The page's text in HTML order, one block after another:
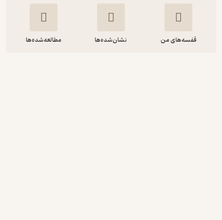
قفسه‌های من نشان‌شده‌ها مطالعه‌شده‌ها